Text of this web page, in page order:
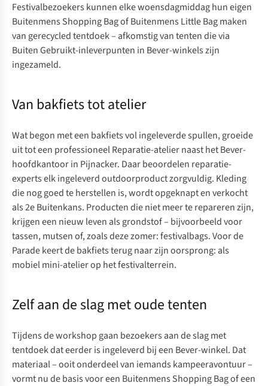
Festivalbezoekers kunnen elke woensdagmiddag hun eigen
Buitenmens Shopping BagofBuitenmens Little Bagmaken
van gerecycled tentdoek – afkomstig van tenten die via
Buiten Gebruikt-inleverpunten in Bever-winkels zijn
ingezameld.
Van bakfiets tot atelier
Wat begon met een bakfiets vol ingeleverde spullen, groeide
uit tot een professioneel Reparatie-atelier naast het Bever-
hoofdkantoor in Pijnacker. Daar beoordelen reparatie-
experts elk ingeleverd outdoorproduct zorgvuldig. Kleding
die nog goed te herstellen is, wordt opgeknapt en verkocht
als2e Buitenkans. Producten die niet meer te repareren zijn,
krijgen een nieuw leven als grondstof – bijvoorbeeld voor
tassen, mutsen of, zoals deze zomer: festivalbags. Voor de
Parade keert de bakfiets terug naar zijn oorsprong: als
mobiel mini-atelier op het festivalterrein.
Zelf aan de slag met oude tenten
Tijdens de workshop gaan bezoekers aan de slag met
tentdoek dat eerder is ingeleverd bij een Bever-winkel. Dat
materiaal – ooit onderdeel van iemands kampeeravontuur –
vormt nu de basis voor een Buitenmens Shopping Bagof een